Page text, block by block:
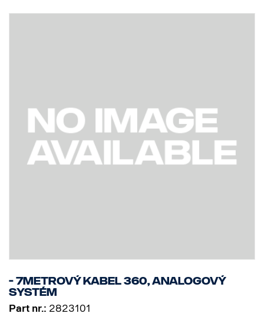
- 7metrový kabel 360, analogový
systém
Part nr.: 2823101